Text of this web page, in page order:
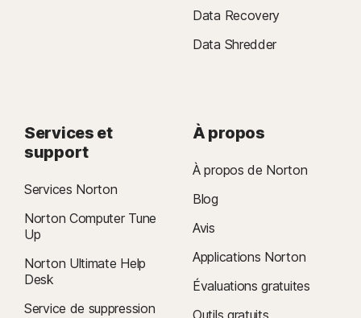
Data Recovery
Data Shredder
Services et
support
Services Norton
Norton Computer Tune
Up
Norton Ultimate Help
Desk
Service de suppression
À propos
À propos de Norton
Blog
Avis
Applications Norton
Évaluations gratuites
Outils gratuits